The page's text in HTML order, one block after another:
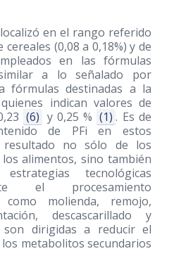
en el rango referido
(0,08 a 0,18%) y de
en las fórmulas
a lo señalado por
fórmulas destinadas a la
indican valores de
(6) y 0,25 % (1) . Es de
de PFi en estos
resultado no sólo de los
alimentos, sino también
tecnológicas
el procesamiento
molienda, remojo,
descascarillado y
son dirigidas a reducir el
metabolitos secundarios